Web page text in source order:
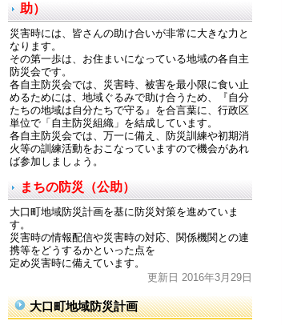
助）
災害時には、皆さんの助け合いが非常に大きな力と
なります。
その第一歩は、お住まいになっている地域の各自主
防災会です。
各自主防災会では、災害時、被害を最小限に食い止
めるためには、地域ぐるみで助け合うため、『自分
たちの地域は自分たちで守る』を合言葉に、行政区
単位で「自主防災組織」を結成しています。
各自主防災会では、万一に備え、防災訓練や初期消
火等の訓練活動をおこなっていますので機会があれ
ば参加しましょう。
まちの防災（公助）
大口町地域防災計画を基に防災対策を進めていま
す。
災害時の情報配信や災害時の対応、関係機関との連
携等をどうするかといった点を
定め災害時に備えています。
更新日 2016年3月29日
大口町地域防災計画